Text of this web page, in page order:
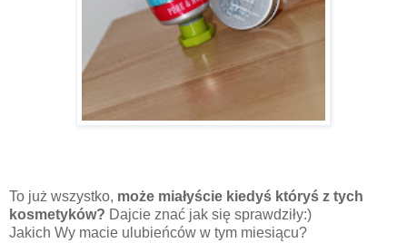
To już wszystko, może miałyście kiedyś któryś z tych
kosmetyków? Dajcie znać jak się sprawdziły:)
Jakich Wy macie ulubieńców w tym miesiącu?